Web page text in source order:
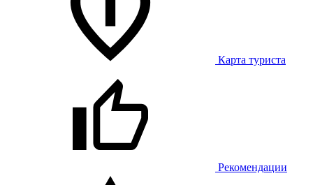
Карта туриста
Рекомендации